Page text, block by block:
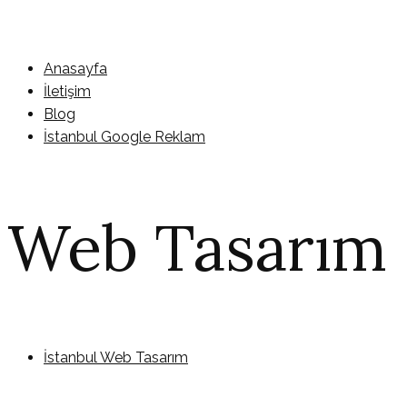
Anasayfa
İletişim
Blog
İstanbul Google Reklam
Web Tasarım
İstanbul Web Tasarım